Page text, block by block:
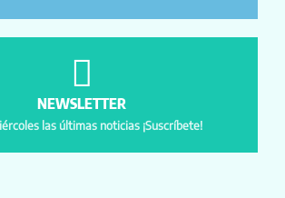
NEWSLETTER
las últimas noticias ¡Suscríbete!